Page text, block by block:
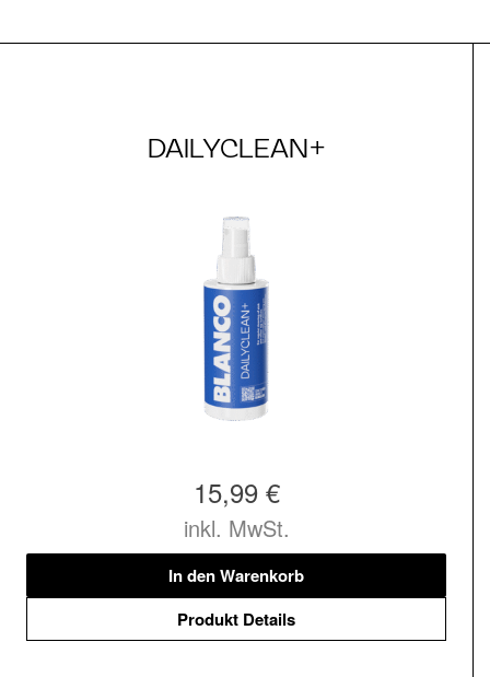
DAILYCLEAN+
15,99 €
inkl. MwSt.
In den Warenkorb
Produkt Details